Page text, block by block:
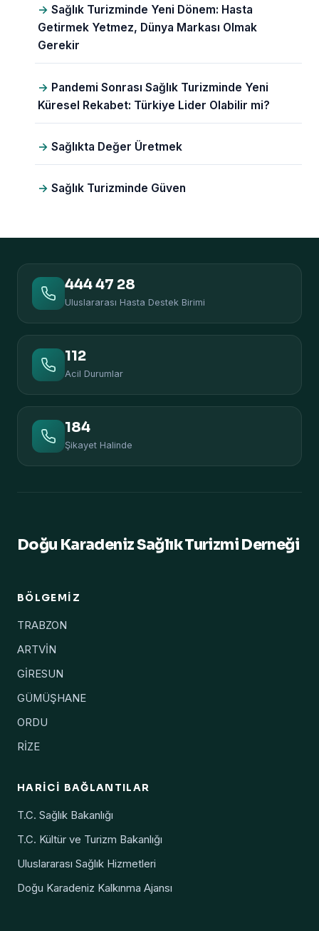
Sağlık Turizminde Yeni Dönem: Hasta
Getirmek Yetmez, Dünya Markası Olmak
Gerekir
Pandemi Sonrası Sağlık Turizminde Yeni
Küresel Rekabet: Türkiye Lider Olabilir mi?
Sağlıkta Değer Üretmek
Sağlık Turizminde Güven
444 47 28
Uluslararası Hasta Destek Birimi
112
Acil Durumlar
184
Şikayet Halinde
Doğu Karadeniz Sağlık Turizmi Derneği
BÖLGEMIZ
TRABZON
ARTVİN
GİRESUN
GÜMÜŞHANE
ORDU
RİZE
HARICI BAĞLANTILAR
T.C. Sağlık Bakanlığı
T.C. Kültür ve Turizm Bakanlığı
Uluslararası Sağlık Hizmetleri
Doğu Karadeniz Kalkınma Ajansı